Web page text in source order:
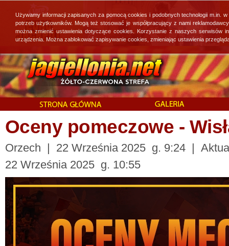
Oceny pomeczowe -
Orzech | 22 Września 2025 g. 9:24 |
22 Września 2025 g. 10:55
Używamy informacji zapisanych za pomocą cookies i podobnych technologii
potrzeb użytkowników. Mogą też stosować je współpracujący z nami
można zmienić ustawienia dotyczące cookies. Korzystanie z naszych
urządzenia. Można zablokować zapisywanie cookies, zmieniając ustawienia